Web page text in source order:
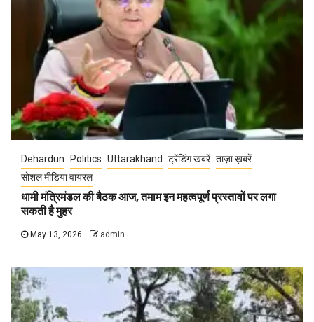
Dehardun Politics Uttarakhand ट्रेंडिंग खबरें ताज़ा ख़बरें
सोशल मीडिया वायरल
धामी मंत्रिमंडल की बैठक आज, तमाम इन महत्वपूर्ण प्रस्तावों पर लगा
सकती है मुहर
May 13, 2026 admin